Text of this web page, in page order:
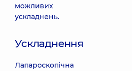
можливих
ускладнень.
Ускладнення
Лапароскопічна